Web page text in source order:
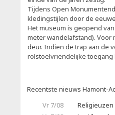
Tijdens Open
kledingstijlen door de
Het museum is geopend
meter wandelafstand).
deur. Indien de trap aan de
rolstoelvriendelijke toegang
Recentste nieuws Hamont-
Vr 7/08